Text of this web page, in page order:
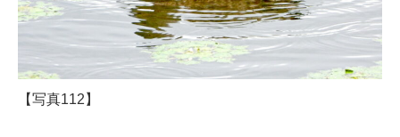
【写真112】